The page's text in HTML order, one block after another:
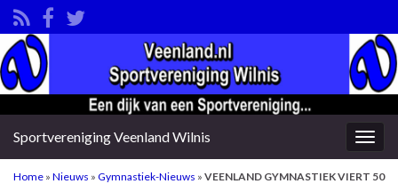
Sportvereniging Veenland Wilnis
Home » Nieuws » Gymnastiek-Nieuws » VEENLAND GYMNASTIEK VIERT 50